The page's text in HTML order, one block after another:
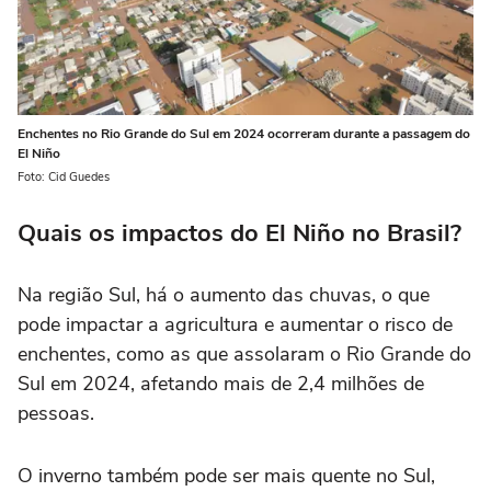
Enchentes no Rio Grande do Sul em 2024 ocorreram durante a passagem do
El Niño
Foto: Cid Guedes
Quais os impactos do El Niño no Brasil?
Na região Sul, há o aumento das chuvas, o que
pode impactar a agricultura e aumentar o risco de
enchentes, como as que assolaram o Rio Grande do
Sul em 2024, afetando mais de 2,4 milhões de
pessoas.
O inverno também pode ser mais quente no Sul,